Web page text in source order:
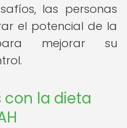
las personas
el potencial de la
mejorar su
con la dieta